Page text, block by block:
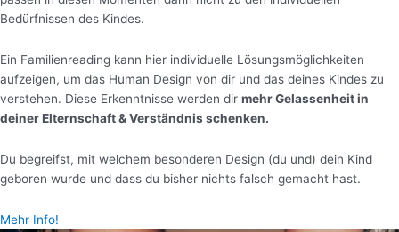
Bedürfnissen des Kindes.
Ein Familienreading kann hier individuelle Lösungsmöglichkeiten
aufzeigen, um das Human Design von dir und das deines Kindes zu
verstehen. Diese Erkenntnisse werden dir mehr Gelassenheit in
deiner Elternschaft & Verständnis schenken.
Du begreifst, mit welchem besonderen Design (du und) dein Kind
geboren wurde und dass du bisher nichts falsch gemacht hast.
Mehr Info!